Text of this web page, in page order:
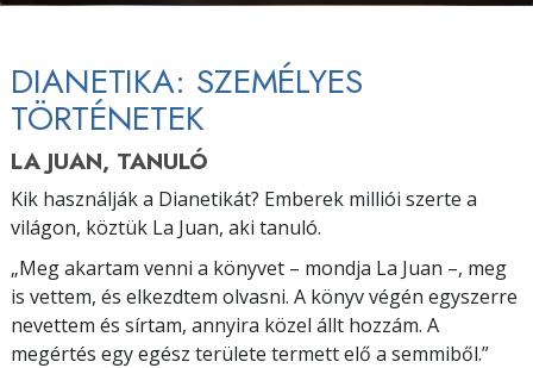
DIANETIKA: SZEMÉLYES
TÖRTÉNETEK
LA JUAN, TANULÓ
Kik használják a Dianetikát? Emberek milliói szerte a
világon, köztük La Juan, aki tanuló.
„Meg akartam venni a könyvet – mondja La Juan –, meg
is vettem, és elkezdtem olvasni. A könyv végén egyszerre
nevettem és sírtam, annyira közel állt hozzám. A
megértés egy egész területe termett elő a semmiből.”